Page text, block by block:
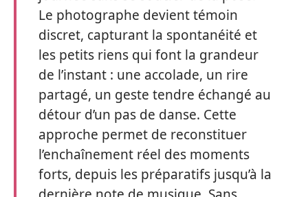
Le photographe devient témoin
discret, capturant la spontanéité et
les petits riens qui font la grandeur
de l’instant : une accolade, un rire
partagé, un geste tendre échangé au
détour d’un pas de danse. Cette
approche permet de reconstituer
l’enchaînement réel des moments
forts, depuis les préparatifs jusqu’à la